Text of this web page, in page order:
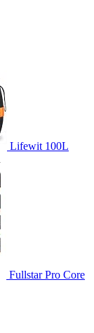
Lifewit 100L
Fullstar Pro Core